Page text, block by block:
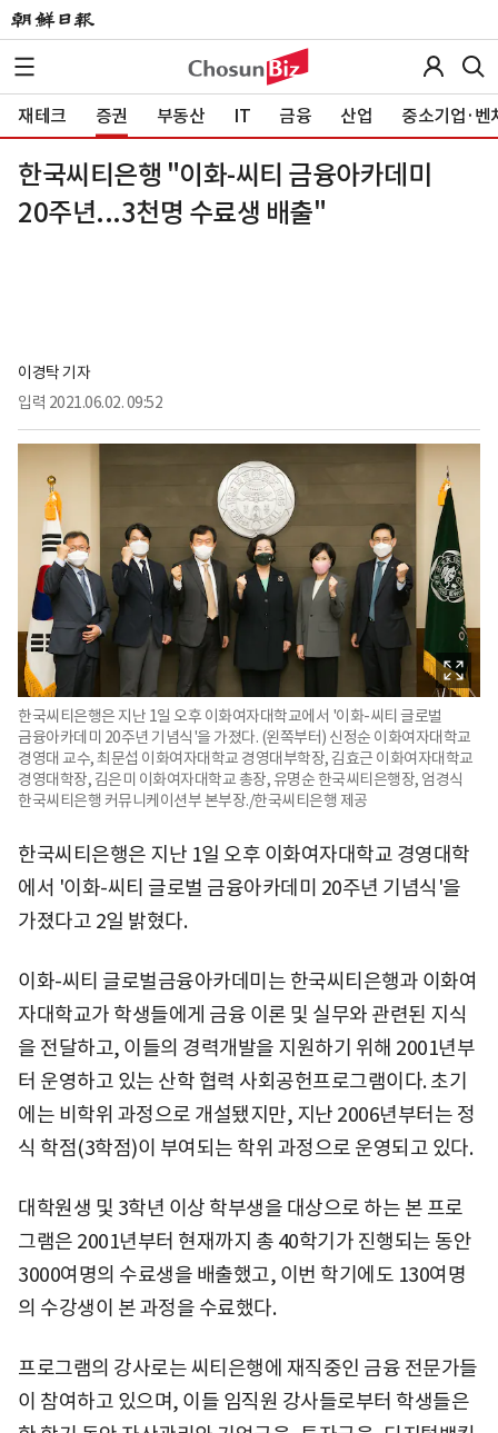
재테크 증권 부동산 IT 금융 산업 중소기업·벤
한국씨티은행 "이화-씨티 금융아카데미
20주년...3천명 수료생 배출"
이경탁 기자
입력 2021.06.02. 09:52
한국씨티은행은 지난 1일 오후 이화여자대학교에서 '이화-씨티 글로벌
금융아카데미 20주년 기념식'을 가졌다. (왼쪽부터) 신정순 이화여자대학교
경영대 교수, 최문섭 이화여자대학교 경영대부학장, 김효근 이화여자대학교
경영대학장, 김은미 이화여자대학교 총장, 유명순 한국씨티은행장, 엄경식
한국씨티은행 커뮤니케이션부 본부장./한국씨티은행 제공
한국씨티은행은 지난 1일 오후 이화여자대학교 경영대학
에서 '이화-씨티 글로벌 금융아카데미 20주년 기념식'을
가졌다고 2일 밝혔다.
이화-씨티 글로벌금융아카데미는 한국씨티은행과 이화여
자대학교가 학생들에게 금융 이론 및 실무와 관련된 지식
을 전달하고, 이들의 경력개발을 지원하기 위해 2001년부
터 운영하고 있는 산학 협력 사회공헌프로그램이다. 초기
에는 비학위 과정으로 개설됐지만, 지난 2006년부터는 정
식 학점(3학점)이 부여되는 학위 과정으로 운영되고 있다.
대학원생 및 3학년 이상 학부생을 대상으로 하는 본 프로
그램은 2001년부터 현재까지 총 40학기가 진행되는 동안
3000여명의 수료생을 배출했고, 이번 학기에도 130여명
의 수강생이 본 과정을 수료했다.
프로그램의 강사로는 씨티은행에 재직중인 금융 전문가들
이 참여하고 있으며, 이들 임직원 강사들로부터 학생들은